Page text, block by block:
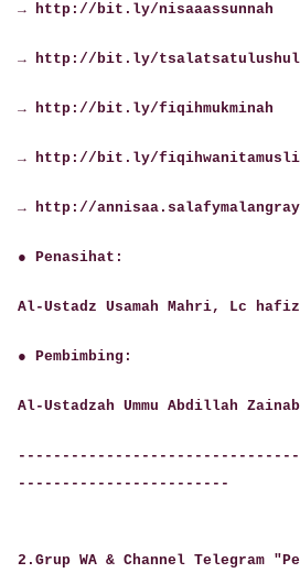
→ http://bit.ly/nisaaassunnah
→ http://bit.ly/tsalatsatulushul
→ http://bit.ly/fiqihmukminah
→ http://bit.ly/
→ http://
● Penasihat:
Al-Ustadz Usamah Mahri, Lc
● Pembimbing:
Al-Ustadzah Ummu Abdillah
------------------------
2.Grup WA & Channel Telegram